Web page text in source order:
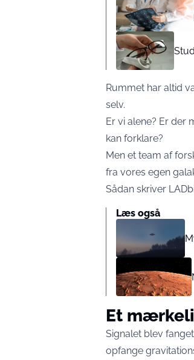
Rummet har altid
selv.
Er vi alene? Er der
kan forklare?
Men et team af
fra vores egen
Sådan skriver
Læs også
Et
Signalet blev
opfange